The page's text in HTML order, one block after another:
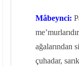
Mâbeynci:
ağalarından
çuhadar,